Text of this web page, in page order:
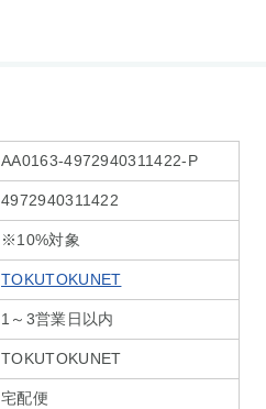
AA0163-4972940311422-P
4972940311422
※10%対象
TOKUTOKUNET
1～3営業日以内
TOKUTOKUNET
宅配便